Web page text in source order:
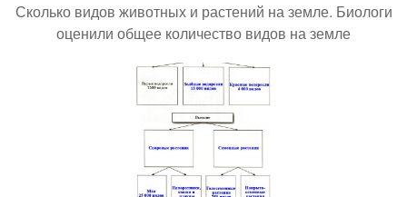
Сколько видов животных и растений на земле. Биологи
оценили общее количество видов на земле